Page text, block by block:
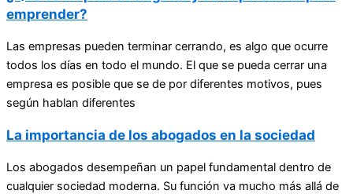
emprender?
Las empresas pueden terminar cerrando, es algo que ocurre
todos los días en todo el mundo. El que se pueda cerrar una
empresa es posible que se de por diferentes motivos, pues
según hablan diferentes
La importancia de los abogados en la sociedad
Los abogados desempeñan un papel fundamental dentro de
cualquier sociedad moderna. Su función va mucho más allá de